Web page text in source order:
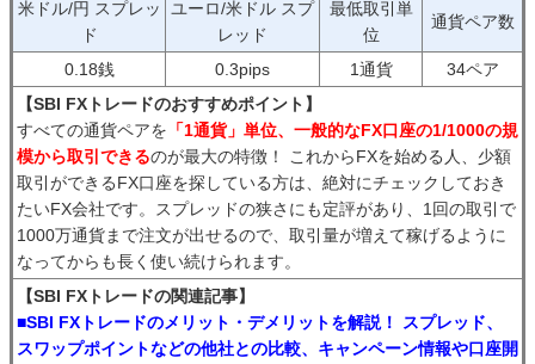
米ドル/円 スプレッ
ド
ユーロ/米ドル スプ
レッド
最低取引単
位
通貨ペア数
0.18銭 0.3pips 1通貨
34ペア
【SBI FXトレードのおすすめポイント】
すべての通貨ペアを 「1通貨」単位、一般的なFX口座の1/1000の規
模から取引できるのが最大の特徴！ これからFXを始める人、少額
取引ができるFX口座を探している方は、絶対にチェックしておき
たいFX会社です。スプレッドの狭さにも定評があり、1回の取引で
1000万通貨まで注文が出せるので、取引量が増えて稼げるように
なってからも長く使い続けられます。
【SBI FXトレードの関連記事】
■SBI FXトレードのメリット・デメリットを解説！ スプレッド、
スワップポイントなどの他社との比較、キャンペーン情報や口座開